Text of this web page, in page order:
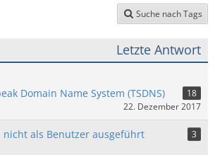
Suche nach Tags
Letzte Antwort
Domain Name System (TSDNS)
18
22. Dezember 2017
nicht als Benutzer ausgeführt
3